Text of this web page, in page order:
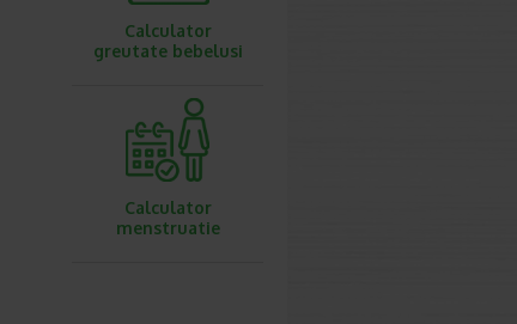
Calculator
greutate bebelusi
Calculator
menstruatie